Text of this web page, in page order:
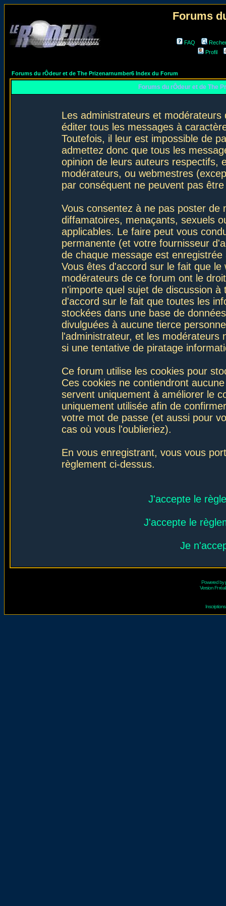
Forums
FAQ
Profil
Forums du rÔdeur et de The Prizenarnumber6 Index du Forum
Forums du rÔdeur et de The
Les administrateurs et
éditer tous les messages à
Toutefois, il leur est impossible de
admettez donc que tous les
opinion de leurs auteurs respectifs,
modérateurs, ou webmestres
par conséquent ne peuvent pas
Vous consentez à ne pas poster de
diffamatoires, menaçants, sexuels
applicables. Le faire peut vous
permanente (et votre fournisseur
de chaque message est
Vous êtes d'accord sur le fait que
modérateurs de ce forum ont le
n'importe quel sujet de discussion
d'accord sur le fait que toutes les
stockées dans une base de
divulguées à aucune tierce
l'administrateur, et les
si une tentative de piratage
Ce forum utilise les cookies pour
Ces cookies ne contiendront
servent uniquement à améliorer le
uniquement utilisée afin de
votre mot de passe (et aussi pour
cas où vous l'oublieriez).
En vous enregistrant, vous vous
règlement ci-dessus.
J'accepte le
J'accepte le
Je
Powered by
Version Fr